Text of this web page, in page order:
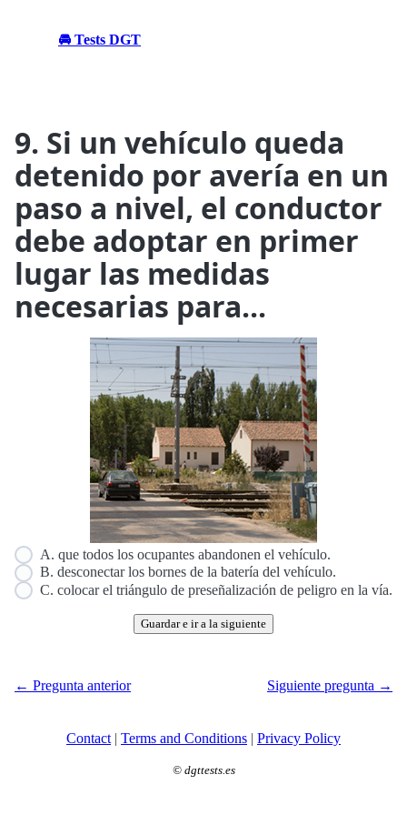
🚘 Tests DGT
9. Si un vehículo queda
detenido por avería en un
paso a nivel, el conductor
debe adoptar en primer
lugar las medidas
necesarias para...
A. que todos los ocupantes abandonen el vehículo.
B. desconectar los bornes de la batería del vehículo.
C. colocar el triángulo de preseñalización de peligro en la vía.
Guardar e ir a la siguiente
← Pregunta anterior Siguiente pregunta →
Contact | Terms and Conditions | Privacy Policy
© dgttests.es